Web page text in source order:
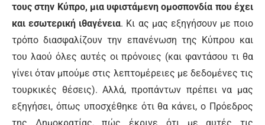
τους στην Κύπρο, μια υφιστάμενη ομοσπονδία που έχει
και εσωτερική ιθαγένεια. Κι ας μας εξηγήσουν με ποιο
τρόπο διασφαλίζουν την επανένωση της Κύπρου και
του λαού όλες αυτές οι πρόνοιες (και φαντάσου τι θα
γίνει όταν μπούμε στις λεπτομέρειες με δεδομένες τις
τουρκικές θέσεις). Αλλά, προπάντων πρέπει να μας
εξηγήσει, όπως υποσχέθηκε ότι θα κάνει, ο Πρόεδρος
της Δημοκρατίας, πώς έκρινε ότι με αυτές τις